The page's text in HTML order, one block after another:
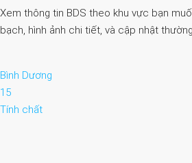
Xem thông tin BDS theo khu vực bạn
bạch, hình ảnh chi tiết, và cập nhật
Bình Dương
15
Tính chất